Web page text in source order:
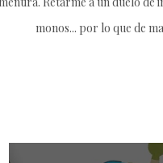
monos... por lo que de